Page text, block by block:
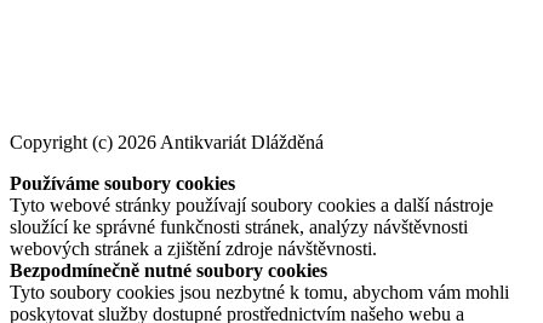
Copyright (c) 2026 Antikvariát Dlážděná
Používáme soubory cookies
Tyto webové stránky používají soubory cookies a další nástroje
sloužící ke správné funkčnosti stránek, analýzy návštěvnosti
webových stránek a zjištění zdroje návštěvnosti.
Bezpodmínečně nutné soubory cookies
Tyto soubory cookies jsou nezbytné k tomu, abychom vám mohli
poskytovat služby dostupné prostřednictvím našeho webu a